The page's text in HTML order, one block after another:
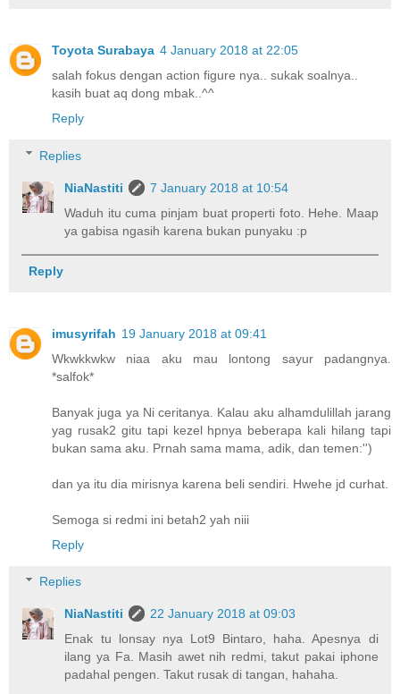
Toyota Surabaya 4 January 2018 at 22:05
salah fokus dengan action figure nya.. sukak soalnya..
kasih buat aq dong mbak..^^
Reply
Replies
NiaNastiti
7 January 2018 at 10:54
Waduh itu cuma pinjam buat properti foto. Hehe. Maap
ya gabisa ngasih karena bukan punyaku :p
Reply
imusyrifah 19 January 2018 at 09:41
Wkwkkwkw niaa aku mau lontong sayur padangnya.
*salfok*
Banyak juga ya Ni ceritanya. Kalau aku alhamdulillah jarang
yag rusak2 gitu tapi kezel hpnya beberapa kali hilang tapi
bukan sama aku. Prnah sama mama, adik, dan temen:'')
dan ya itu dia mirisnya karena beli sendiri. Hwehe jd curhat.
Semoga si redmi ini betah2 yah niii
Reply
Replies
NiaNastiti
22 January 2018 at 09:03
Enak tu lonsay nya Lot9 Bintaro, haha. Apesnya di
ilang ya Fa. Masih awet nih redmi, takut pakai iphone
padahal pengen. Takut rusak di tangan, hahaha.